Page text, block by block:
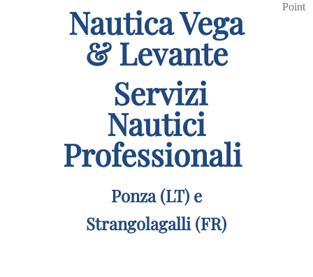
Point
Nautica Vega
& Levante
Servizi
Nautici
Professionali
Ponza (LT) e
Strangolagalli (FR)